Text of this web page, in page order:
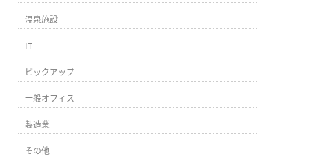
温泉施設
IT
ピックアップ
一般オフィス
製造業
その他